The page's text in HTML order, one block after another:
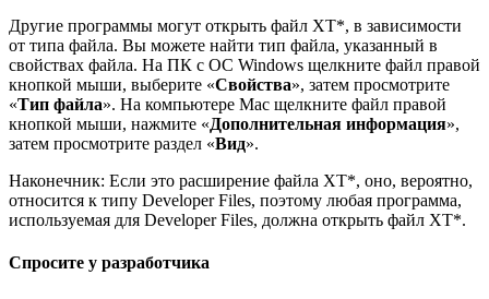
Другие программы могут открыть файл XT*, в зависимости
от типа файла. Вы можете найти тип файла, указанный в
свойствах файла. На ПК с ОС Windows щелкните файл правой
кнопкой мыши, выберите «Свойства», затем просмотрите
«Тип файла». На компьютере Mac щелкните файл правой
кнопкой мыши, нажмите «Дополнительная информация»,
затем просмотрите раздел «Вид».
Наконечник: Если это расширение файла XT*, оно, вероятно,
относится к типу Developer Files, поэтому любая программа,
используемая для Developer Files, должна открыть файл XT*.
Спросите у разработчика